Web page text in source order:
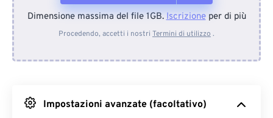
Dal dispositivo
Da Google Drive
Dimensione massima del file 1GB.Iscrizioneper di più
Procedendo, accetti i nostri Termini di utilizzo .
Impostazioni avanzate (facoltativo)